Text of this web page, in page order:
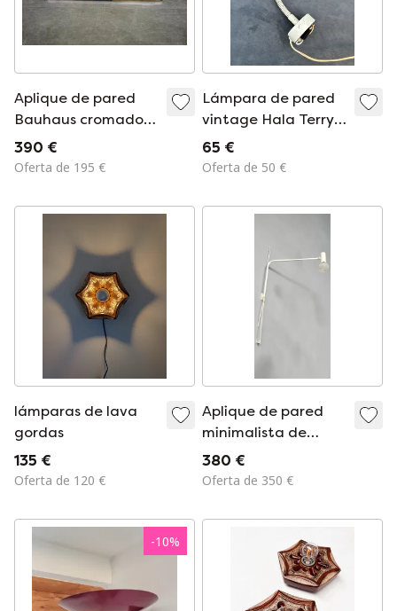
Aplique de pared
Bauhaus cromado
de la década de
1930 con cristal
Checoslovaquia
390 €
Oferta de 195 €
Lámpara de pared
vintage Hala Terry /
Modelo 11, ¡serie
antigua!
65 €
Oferta de 50 €
lámparas de lava
gordas
135 €
Oferta de 120 €
Aplique de pared
minimalista de
metal al estilo de
Jean Prouvé, circa
380 €
Oferta de 350 €
-10%